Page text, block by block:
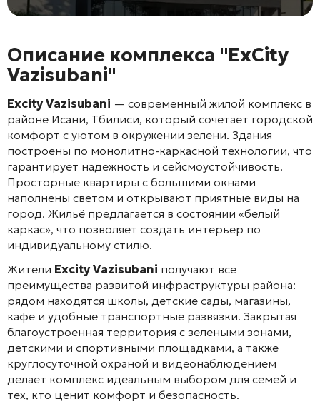
Описание комплекса "ExCity
Vazisubani"
Excity Vazisubani — современный жилой комплекс в
районе Исани, Тбилиси, который сочетает городской
комфорт с уютом в окружении зелени. Здания
построены по монолитно-каркасной технологии, что
гарантирует надежность и сейсмоустойчивость.
Просторные квартиры с большими окнами
наполнены светом и открывают приятные виды на
город. Жильё предлагается в состоянии «белый
каркас», что позволяет создать интерьер по
индивидуальному стилю.
Жители Excity Vazisubani получают все
преимущества развитой инфраструктуры района:
рядом находятся школы, детские сады, магазины,
кафе и удобные транспортные развязки. Закрытая
благоустроенная территория с зелеными зонами,
детскими и спортивными площадками, а также
круглосуточной охраной и видеонаблюдением
делает комплекс идеальным выбором для семей и
тех, кто ценит комфорт и безопасность.